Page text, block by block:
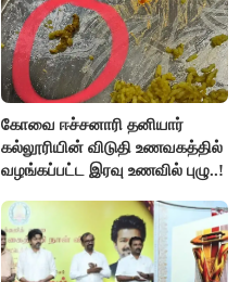
கோவை ஈச்சனாரி தனியார்
கல்லூரியின் விடுதி உணவகத்தில்
வழங்கப்பட்ட இரவு உணவில் புழு..!